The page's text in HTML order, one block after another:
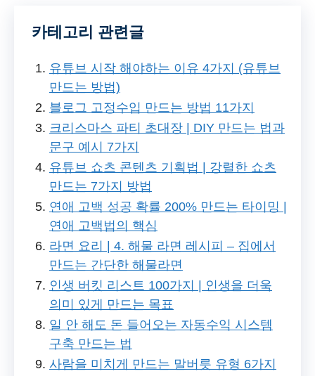
카테고리 관련글
유튜브 시작 해야하는 이유 4가지 (유튜브
만드는 방법)
블로그 고정수입 만드는 방법 11가지
크리스마스 파티 초대장 | DIY 만드는 법과
문구 예시 7가지
유튜브 쇼츠 콘텐츠 기획법 | 강렬한 쇼츠
만드는 7가지 방법
연애 고백 성공 확률 200% 만드는 타이밍 |
연애 고백법의 핵심
라면 요리 | 4. 해물 라면 레시피 – 집에서
만드는 간단한 해물라면
인생 버킷 리스트 100가지 | 인생을 더욱
의미 있게 만드는 목표
일 안 해도 돈 들어오는 자동수익 시스템
구축 만드는 법
사람을 미치게 만드는 말버릇 유형 6가지